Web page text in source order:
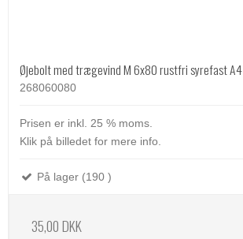
Øjebolt med trægevind M 6x80 rustfri syrefast A4
268060080
Prisen er inkl. 25 % moms.
Klik på billedet for mere info.
På lager (190 )
35,00 DKK